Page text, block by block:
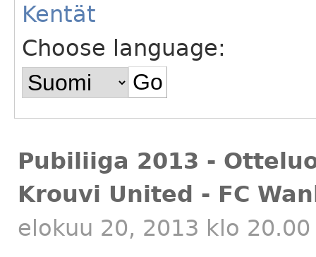
Kentät
Choose language:
Pubiliiga 2013 -
Krouvi United - FC
elokuu 20, 2013 klo